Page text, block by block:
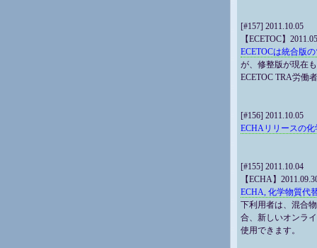
[#157] 2011.10.05
【ECETOC】
ECETOCは統合版
が、修整版が現在
ECETOC TRA労働
[#156] 2011.10.05
ECHAリリースの
[#155] 2011.10.04
【ECHA】
ECHA, 化学物質代
下利用者は、混合
合、新しいオンラ
使用できます。